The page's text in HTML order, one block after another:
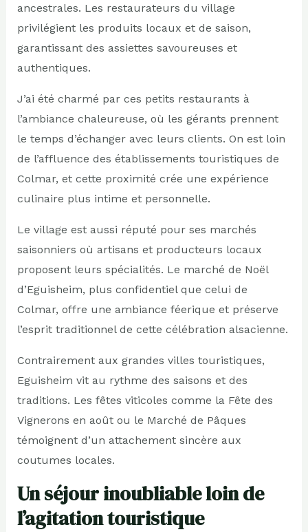
ancestrales. Les restaurateurs du village
privilégient les produits locaux et de saison,
garantissant des assiettes savoureuses et
authentiques.
J’ai été charmé par ces petits restaurants à
l’ambiance chaleureuse, où les gérants prennent
le temps d’échanger avec leurs clients. On est loin
de l’affluence des établissements touristiques de
Colmar, et cette proximité crée une expérience
culinaire plus intime et personnelle.
Le village est aussi réputé pour ses marchés
saisonniers où artisans et producteurs locaux
proposent leurs spécialités. Le marché de Noël
d’Eguisheim, plus confidentiel que celui de
Colmar, offre une ambiance féerique et préserve
l’esprit traditionnel de cette célébration alsacienne.
Contrairement aux grandes villes touristiques,
Eguisheim vit au rythme des saisons et des
traditions. Les fêtes viticoles comme la Fête des
Vignerons en août ou le Marché de Pâques
témoignent d’un attachement sincère aux
coutumes locales.
Un séjour inoubliable loin de
l’agitation touristique